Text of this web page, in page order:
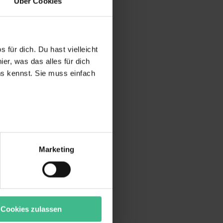
für dich. Du hast vielleicht
was das alles für dich
kennst. Sie muss einfach
bei Benutzung der
zu analysieren
Partner führen diese
zulassen, triff deine
Marketing
Cookies zulassen